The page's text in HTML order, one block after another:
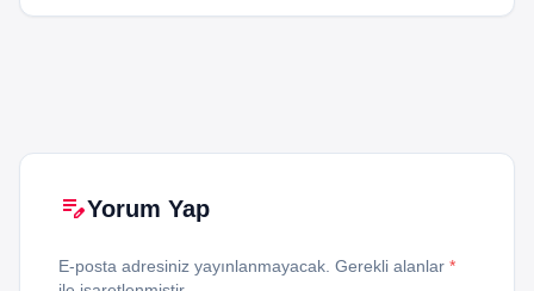
edit_noteYorum Yap
E-posta adresiniz yayınlanmayacak. Gerekli alanlar *